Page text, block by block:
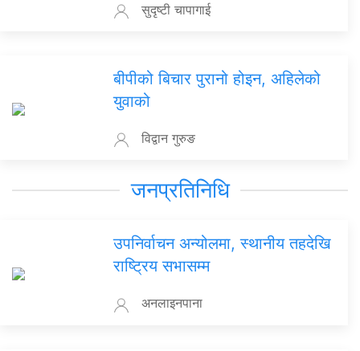
सुदृष्टी चापागाई
बीपीको बिचार पुरानो होइन, अहिलेको
युवाको
विद्वान गुरुङ
जनप्रतिनिधि
उपनिर्वाचन अन्योलमा, स्थानीय तहदेखि
राष्ट्रिय सभासम्म
अनलाइनपाना